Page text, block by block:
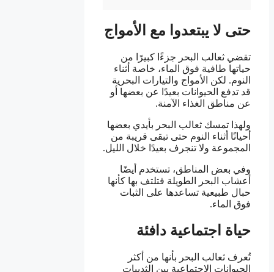
حتى لا يبتعدوا مع الأمواج
تقضي ثعالب البحر جزءًا كبيرًا من
حياتها طافية فوق الماء، خاصة أثناء
النوم. لكن الأمواج والتيارات البحرية
قد تدفع الحيوانات بعيدًا عن بعضها أو
عن مناطق الغذاء الآمنة.
ولهذا تمسك ثعالب البحر بأيدي بعضها
أحيانًا أثناء النوم حتى تبقى قريبة من
المجموعة ولا تنجرف بعيدًا خلال الليل.
وفي بعض المناطق، تستخدم أيضًا
أعشاب البحر الطويلة فتلتف بها كأنها
حبال طبيعية تساعدها على الثبات
فوق الماء.
حياة اجتماعية دافئة
تُعرف ثعالب البحر بأنها من أكثر
الحيوانات الاجتماعية بين الثدييات